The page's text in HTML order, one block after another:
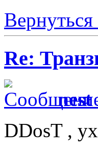
Вернуться
Re:
nest
DDosT ,